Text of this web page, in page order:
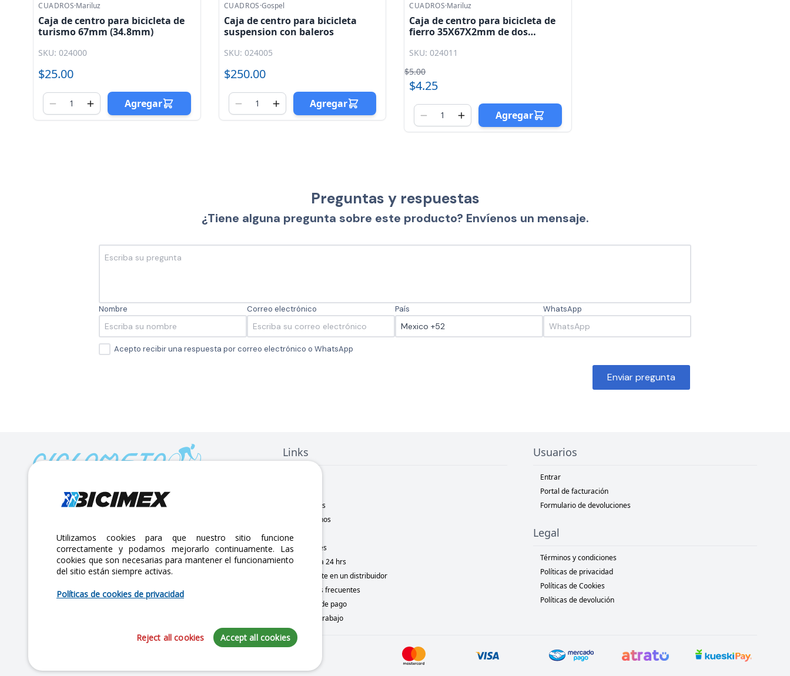
CUADROS·Mariluz
Caja de centro para bicicleta de
turismo 67mm (34.8mm)
SKU: 024000
$25.00
Agregar
CUADROS·Gospel
Caja de centro para bicicleta
suspension con baleros
SKU: 024005
$250.00
Agregar
CUADROS·Mariluz
Caja de centro para bicicleta de
fierro 35X67X2mm de dos
cuerda
SKU: 024011
$5.00
$4.25
Agregar
Preguntas y respuestas
¿Tiene alguna pregunta sobre este producto? Envíenos un mensaje.
Nombre Correo electrónico País WhatsApp
Acepto recibir una respuesta por correo electrónico o WhatsApp
Enviar pregunta
Calle Lago Müritz No. 30 Col. Mariano Escobedo,
atencionclientes@bicimex.com
+ 55 9126 9007
Links
Sucursales
Contáctanos
Novedades
Motometa 24 hrs
Conviértete en un distribuidor
Preguntas frecuentes
Métodos de pago
Bolsa de trabajo
Usuarios
Entrar
Portal de facturación
Formulario de devoluciones
Legal
Términos y condiciones
Políticas de privacidad
Políticas de Cookies
Políticas de devolución
Utilizamos cookies para que nuestro sitio funcione
correctamente y podamos mejorarlo continuamente. Las
cookies que son necesarias para mantener el funcionamiento
del sitio están siempre activas.
Políticas de cookies de privacidad
Reject all cookies Accept all cookies